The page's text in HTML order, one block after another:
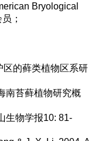
Bryological
；
区的藓类植物区系研
南苔藓植物研究概
生物学报10: 81-